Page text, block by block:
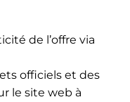
de l’offre via
officiels et des
le site web à